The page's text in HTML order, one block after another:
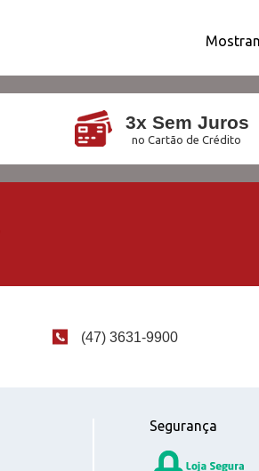
3x Sem Juros
no Cartão de Crédito
(47) 3631-9900
Segurança